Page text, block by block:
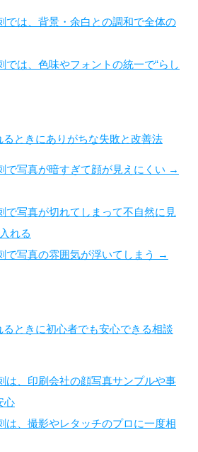
では、背景・余白との調和で全体の
では、色味やフォントの統一で“らし
ときにありがちな失敗と改善法
で写真が暗すぎて顔が見えにくい →
で写真が切れてしまって不自然に見
れる
で写真の雰囲気が浮いてしまう →
ときに初心者でも安心できる相談
は、印刷会社の顔写真サンプルや事
心
は、撮影やレタッチのプロに一度相